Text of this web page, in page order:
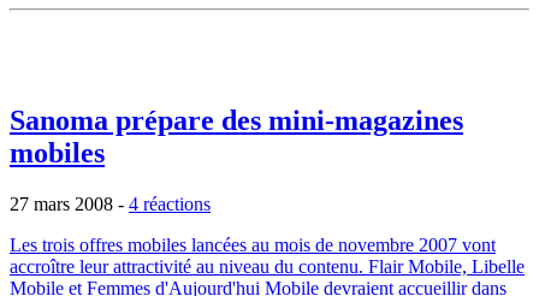
Sanoma prépare des mini-magazines
mobiles
27 mars 2008 - 4 réactions
Les trois offres mobiles lancées au mois de novembre 2007 vont
accroître leur attractivité au niveau du contenu. Flair Mobile, Libelle
Mobile et Femmes d'Aujourd'hui Mobile devraient accueillir dans